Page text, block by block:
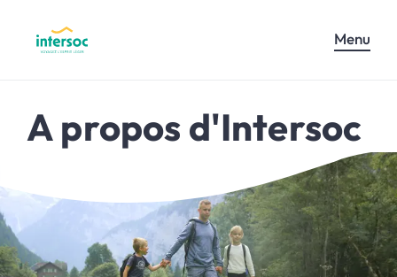
Menu
A propos d'Intersoc